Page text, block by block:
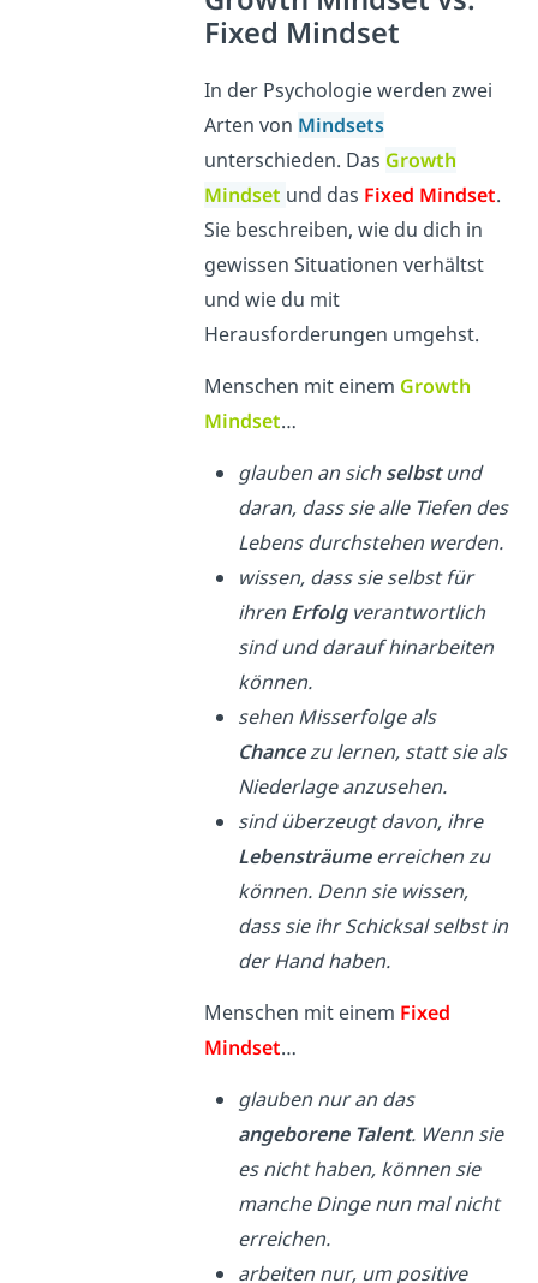
Fixed Mindset
In der Psychologie werden zwei
Arten von Mindsets
unterschieden. Das Growth
Mindset und das Fixed Mindset.
Sie beschreiben, wie du dich in
gewissen Situationen verhältst
und wie du mit
Herausforderungen umgehst.
Menschen mit einem Growth
Mindset…
glauben an sichselbstund
daran, dass sie alle Tiefen des
Lebens durchstehen werden.
wissen, dass sie selbst für
ihren Erfolgverantwortlich
sind und darauf hinarbeiten
können.
sehen Misserfolge als
Chancezu lernen, statt sie als
Niederlage anzusehen.
sind überzeugt davon, ihre
Lebensträumeerreichen zu
können. Denn sie wissen,
dass sie ihr Schicksal selbst in
der Hand haben.
Menschen mit einem Fixed
Mindset…
glauben nur an das
angeborene Talent. Wenn sie
es nicht haben, können sie
manche Dinge nun mal nicht
erreichen.
arbeiten nur, um positive